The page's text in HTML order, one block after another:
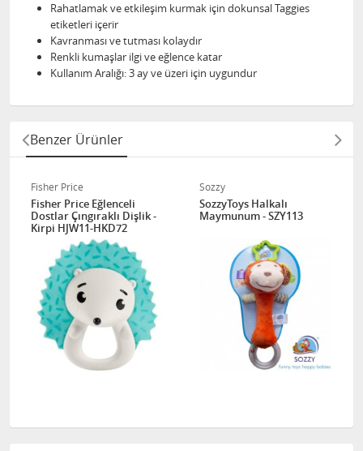
Rahatlamak ve etkileşim kurmak için dokunsal Taggies
etiketleri içerir
Kavranması ve tutması kolaydır
Renkli kumaşlar ilgi ve eğlence katar
Kullanım Aralığı: 3 ay ve üzeri için uygundur
Benzer Ürünler
Fisher Price
Fisher Price Eğlenceli
Dostlar Çıngıraklı Dişlik -
Kirpi HJW11-HKD72
Sozzy
SozzyToys Halkalı
Maymunum - SZY113